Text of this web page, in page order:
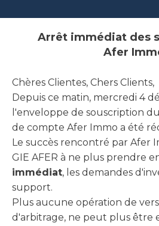
Arrêt immédiat des
Afer
Chères Clientes, Chers Clients,
Depuis ce matin, mercredi 4
l'enveloppe de souscription
de compte Afer Immo a été
Le succès rencontré par Afer
GIE AFER à ne plus prendre
immédiat, les demandes
support.
Plus aucune opération de
d'arbitrage, ne peut plus être